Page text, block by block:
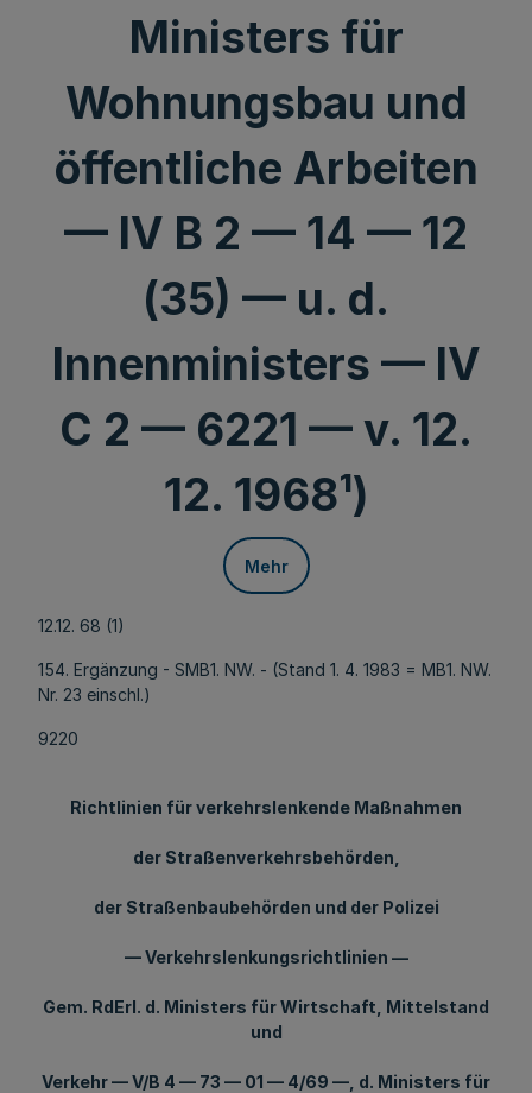
Ministers für
Wohnungsbau und
öffentliche Arbeiten
— IV B 2 — 14 — 12
(35) — u. d.
Innenministers — IV
C 2 — 6221 — v. 12.
12. 1968¹)
Mehr
12.12. 68 (1)
154. Ergänzung - SMB1. NW. - (Stand 1. 4. 1983 = MB1. NW.
Nr. 23 einschl.)
9220
Richtlinien für verkehrslenkende Maßnahmen
der Straßenverkehrsbehörden,
der Straßenbaubehörden und der Polizei
— Verkehrslenkungsrichtlinien —
Gem. RdErl. d. Ministers für Wirtschaft, Mittelstand
und
Verkehr — V/B 4 — 73 — 01 — 4/69 —, d. Ministers für